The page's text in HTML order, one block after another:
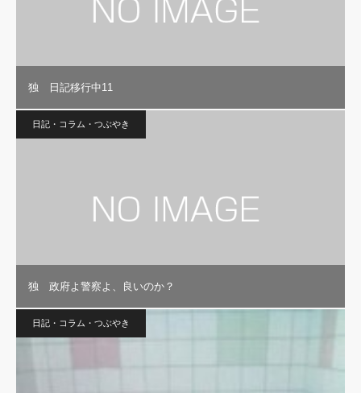
独 日記移行中11
日記・コラム・つぶやき
独 政府よ警察よ、良いのか？
日記・コラム・つぶやき